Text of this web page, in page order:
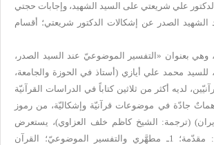
الدكتور علي شريعتي على السيد الشهيد، وإجابات حجتي
الشهيد الصدر عن إشكالات الدكتور شريعتي؛ أقسام
، وهي بعنوان « التفسير الموضوعيّ عند السيد الصدر ،
للسيد محمد علي أيازي (أستاذ في الحوزة والجامعة،
لديه أكثر من ثلاثين كتاباً في الدراسات القرآنيّة
جادّة في موضوعات قرآنيّة وإشكاليّة، من رموز
(ترجمة: الشيخ كاظم خلف العزاوي)، يستعرض
الكاتب النقاط التالية: مقدّمة؛ 1ـ مطهَّري والتفسير الموضوعيّ؛ القرآن